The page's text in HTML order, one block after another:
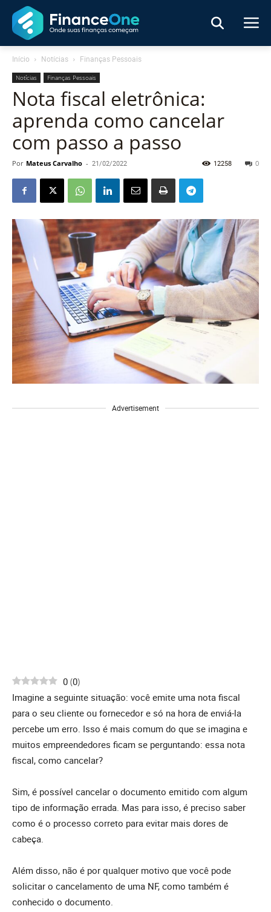
Início Notícias Finanças Pessoais
Notícias Finanças Pessoais
Nota fiscal eletrônica:
aprenda como cancelar
com passo a passo
Por Mateus Carvalho - 21/02/2022 0
12258
Advertisement
0 (0)
Imagine a seguinte situação: você emite uma nota fiscal
para o seu cliente ou fornecedor e só na hora de enviá-la
percebe um erro. Isso é mais comum do que se imagina e
muitos empreendedores ficam se perguntando: essa nota
fiscal, como cancelar?
Sim, é possível cancelar o documento emitido com algum
tipo de informação errada. Mas para isso, é preciso saber
como é o processo correto para evitar mais dores de
cabeça.
Além disso, não é por qualquer motivo que você pode
solicitar o cancelamento de uma NF, como também é
conhecido o documento.